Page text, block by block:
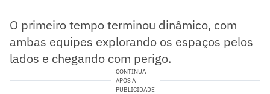
O primeiro tempo terminou dinâmico, com
ambas equipes explorando os espaços pelos
lados e chegando com perigo.
CONTINUA
APÓS A
PUBLICIDADE